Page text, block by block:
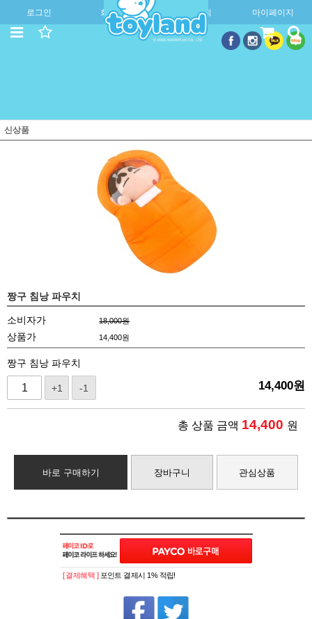
로그인 회원가입 주문조회 마이페이지
신상품
짱구 침낭 파우치
소비자가 18,000원
상품가 14,400원
짱구 침낭 파우치
+1 -1 14,400원
총 상품 금액 14,400 원
바로 구매하기 장바구니 관심상품
[ 결제혜택 ] 포인트 결제시 1% 적립!